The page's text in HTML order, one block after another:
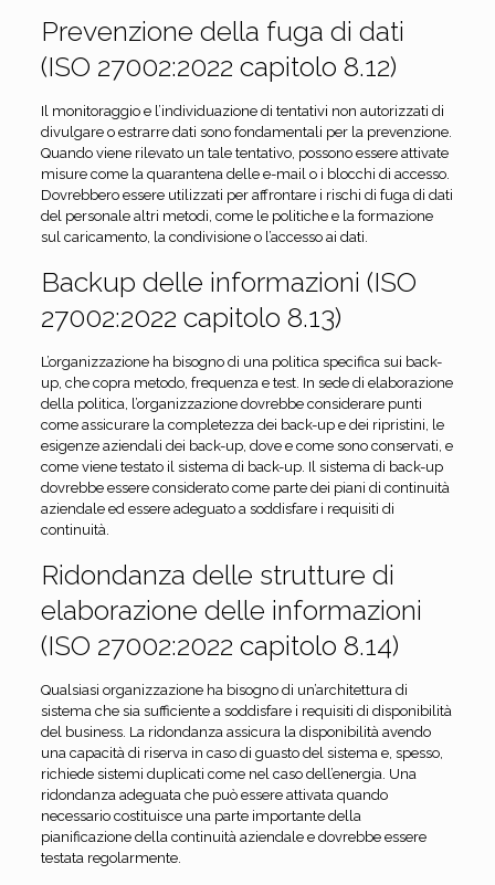
Prevenzione della fuga di dati
(ISO 27002:2022 capitolo 8.12)
Il monitoraggio e l’individuazione di tentativi non autorizzati di
divulgare o estrarre dati sono fondamentali per la prevenzione.
Quando viene rilevato un tale tentativo, possono essere attivate
misure come la quarantena delle e-mail o i blocchi di accesso.
Dovrebbero essere utilizzati per affrontare i rischi di fuga di dati
del personale altri metodi, come le politiche e la formazione
sul caricamento, la condivisione o l’accesso ai dati.
Backup delle informazioni (ISO
27002:2022 capitolo 8.13)
L’organizzazione ha bisogno di una politica specifica sui back-
up, che copra metodo, frequenza e test. In sede di elaborazione
della politica, l’organizzazione dovrebbe considerare punti
come assicurare la completezza dei back-up e dei ripristini, le
esigenze aziendali dei back-up, dove e come sono conservati, e
come viene testato il sistema di back-up. Il sistema di back-up
dovrebbe essere considerato come parte dei piani di continuità
aziendale ed essere adeguato a soddisfare i requisiti di
continuità.
Ridondanza delle strutture di
elaborazione delle informazioni
(ISO 27002:2022 capitolo 8.14)
Qualsiasi organizzazione ha bisogno di un’architettura di
sistema che sia sufficiente a soddisfare i requisiti di disponibilità
del business. La ridondanza assicura la disponibilità avendo
una capacità di riserva in caso di guasto del sistema e, spesso,
richiede sistemi duplicati come nel caso dell’energia. Una
ridondanza adeguata che può essere attivata quando
necessario costituisce una parte importante della
pianificazione della continuità aziendale e dovrebbe essere
testata regolarmente.